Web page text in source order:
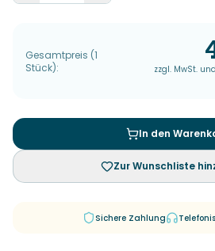
Gesamtpreis (1
Stück): zzgl. MwSt. und
In den
Zur Wunschliste
Sichere Zahlung